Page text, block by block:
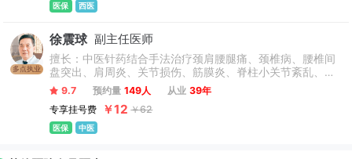
医保 西医
多点执业
徐震球 副主任医师
擅长：中医针药结合手法治疗颈肩腰腿痛、颈椎病、腰椎间
盘突出、肩周炎、关节损伤、筋膜炎、脊柱小关节紊乱、骨
关节炎、股骨头坏死及网球肘、骨质疏松等疾病。
9.7 预约量 149人 从业 39年
专享挂号费
￥12 ￥62
医保 中医